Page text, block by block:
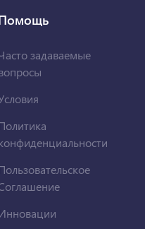
задаваемые